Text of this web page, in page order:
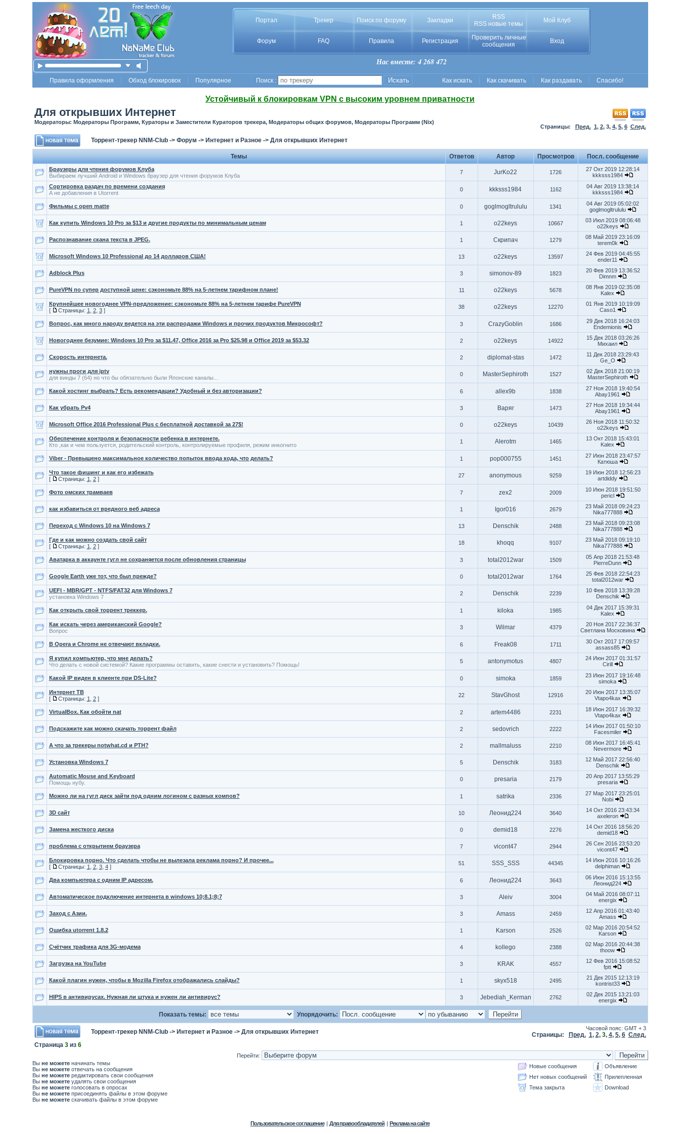
Портал Трекер Поиск по форуму Закладки
RSS
RSS новые темы
Мой Клуб
Форум FAQ Правила Регистрация
Проверить личные
сообщения
Вход
Нас вместе: 4 268 472
Правила оформления Обход блокировок Популярное Поиск : Как искать Как скачивать Как раздавать Спасибо!
Устойчивый к блокировкам VPN с высоким уровнем приватности
Для открывших Интернет
Модераторы: Модераторы Программ, Кураторы и Заместители Кураторов трекера, Модераторы общих форумов, Модераторы Программ (Nix)
Страницы: Пред. 1, 2, 3, 4, 5, 6 След.
Торрент-трекер NNM-Club-> Форум -> Интернет и Разное-> Для открывших Интернет
Темы Ответов Автор Просмотров Посл. сообщение
Браузеры для чтения форумов Клуба
Выбираем лучший Android и Windows браузер для чтения форумов Клуба
7 JurKo22 1726
27 Окт 2019 12:28:14
kkksss1984
Сортировка раздач по времени создания
А не добавления в Utorrent
0 kkksss1984 1162
04 Авг 2019 13:38:14
kkksss1984
Фильмы с open matte 0 goglmogltrululu 1341
04 Авг 2019 05:02:02
goglmogltrululu
Как купить Windows 10 Pro за $13 и другие продукты по минимальным ценам 1 o22keys 10667
03 Июл 2019 08:06:48
o22keys
Распознавание скана текста в JPEG. 1 Скрипач 1279
08 Май 2019 23:16:09
terem0k
Microsoft Windows 10 Professional до 14 долларов США! 13 o22keys 13597
24 Фев 2019 04:45:55
ender11
Adblock Plus 3 simonov-89 1823
20 Фев 2019 13:36:52
Dimnm
PureVPN по супер доступной цене: сэкономьте 88% на 5-летнем тарифном плане! 11 o22keys 5678
08 Янв 2019 02:35:08
Kalex
Крупнейшее новогоднее VPN-предложение: сэкономьте 88% на 5-летнем тарифе PureVPN
[
Страницы: 1 2, 3]
38 o22keys 12270
01 Янв 2019 10:19:09
Caso1
Вопрос, как много народу ведется на эти распродажи Windows и прочих продуктов Микрософт? 3 CrazyGoblin 1686
29 Дек 2018 16:24:03
Endemionis
Новогоднее безумие: Windows 10 Pro за $11.47, Office 2016 за Pro $25.98 и Office 2019 за $53.32 2 o22keys 14922
15 Дек 2018 03:26:26
Михаил
Скорость интернета. 2 diplomat-stas 1472
11 Дек 2018 23:29:43
Ge_O
нужны проги для iptv
для винды 7 (64) но что бы обязательно были Японские каналы...
0 MasterSephiroth 1527
02 Дек 2018 21:00:19
MasterSephiroth
Какой хостинг выбрать? Есть рекомендации? Удобный и без авторизации? 6 allex9b 1838
27 Ноя 2018 19:40:54
Abay1961
Как убрать Pv4 3 Варяг 1473
27 Ноя 2018 19:34:44
Abay1961
Microsoft Office 2016 Professional Plus с бесплатной доставкой за 27$! 0 o22keys 10439
26 Ноя 2018 11:50:32
o22keys
Обеспечение контроля и безопасности ребенка в интернете.
Кто ,как и чем пользуется, родительский контроль, контролируемые профиля, режим инкогнито
1 Alerotm 1465
13 Окт 2018 15:43:01
Kalex
Viber - Превышено максимальное количество попыток ввода кода, что делать? 1 pop000755 1451
27 Июн 2018 23:47:57
Катюша
Что такое фишинг и как его избежать
[
Страницы: 1 2]
27 anonymous 9259
19 Июн 2018 12:56:23
artdiddy
Фото омских трамваев 7 zex2 2009
10 Июн 2018 19:51:50
pericl
как избавиться от вредного веб адреса 1 Igor016 2679
23 Май 2018 09:24:23
Nika777888
Переход с Windows 10 на Windows 7 13 Denschik 2488
23 Май 2018 09:23:08
Nika777888
Где и как можно создать свой сайт
[
Страницы: 1 2]
18 khoqq 9107
23 Май 2018 09:19:10
Nika777888
Аватарка в аккаунте гугл не сохраняется после обновления страницы 3 total2012war 1509
05 Апр 2018 21:53:48
PierreDunn
Google Earth уже тот, что был прежде? 0 total2012war 1764
25 Фев 2018 22:54:23
total2012war
UEFI - MBR/GPT - NTFS/FAT32 для Windows 7
установка Windows 7
2 Denschik 2239
10 Фев 2018 13:39:28
Denschik
Как открыть свой торрент треккер. 1 kiloka 1985
04 Дек 2017 15:39:31
Kalex
Как искать через американский Google?
Вопрос
3 Wilmar 4379
20 Ноя 2017 22:36:37
Светлана Московина
В Opera и Chrome не отвечают вкладки. 6 Freak08 1711
30 Окт 2017 17:09:57
assass85
Я купил компьютер, что мне делать?
Что делать с новой системой? Какие программы оставить, какие снести и установить? Помощь!
5 antonymotus 4807
24 Июн 2017 01:31:57
Cirill
Какой IP виден в клиенте при DS-Lite? 0 simoka 1859
23 Июн 2017 19:16:48
simoka
Интернет ТВ
[
Страницы: 1 2]
22 StavGhost 12916
20 Июн 2017 13:35:07
Vtapo4kax
VirtualBox. Как обойти nat 2 artem4486 2231
18 Июн 2017 16:39:32
Vtapo4kax
Подскажите как можно скачать торрент файл 2 sedovrich 2222
14 Июн 2017 01:50:10
Facesmiler
А что за трекеры notwhat.cd и PTH? 2 mallmaluss 2210
08 Июн 2017 16:45:41
Nevermore
Установка Windows 7 5 Denschik 3183
12 Май 2017 22:56:40
Denschik
Automatic Mouse and Keyboard
Помощь нубу.
0 presaria 2179
20 Апр 2017 13:55:29
presaria
Можно ли на гугл диск зайти под одним логином с разных компов? 1 satrika 2336
27 Мар 2017 23:25:01
Nobi
3D сайт 10 Леонид224 3640
14 Окт 2016 23:43:34
axeleron
Замена жесткого диска 0 demid18 2276
14 Окт 2016 18:56:20
demid18
проблема с открытием браузера 7 vicont47 2944
26 Сен 2016 23:53:20
vicont47
Блокировка порно. Что сделать чтобы не вылезала реклама порно? И прочее...
[
Страницы: 1 2, 3, 4]
51 SSS_SSS 44345
14 Июн 2016 10:16:26
delphiman
Два компьютера с одним IP адресом. 6 Леонид224 3643
06 Июн 2016 15:13:55
Леонид224
Автоматическое подключение интернета в windows 10;8.1;8;7 3 Aleiv 3004
04 Май 2016 08:07:11
energix
Заход с Азии. 3 Amass 2459
12 Апр 2016 01:43:40
Amass
Ошибка utorrent 1.8.2 1 Karson 2526
02 Мар 2016 20:54:52
Karson
Счётчик трафика для 3G-модема 4 kollego 2388
02 Мар 2016 20:44:38
thoow
Загрузка на YouTube 3 KRAK 4557
12 Фев 2016 15:08:52
fptt
Какой плагин нужен, чтобы в Mozilla Firefox отображались слайды? 1 skyx518 2495
21 Дек 2015 12:13:19
kontrist33
HIPS в антивирусах. Нужная ли штука и нужен ли антивирус? 3 Jebediah_Kerman 2762
02 Дек 2015 13:21:03
energix
Показать темы: Упорядочить:
Торрент-трекер NNM-Club-> Интернет и Разное-> Для открывших Интернет Часовой пояс: GMT + 3
Страницы: Пред. 1, 2, 3, 4, 5, 6 След.
Страница 3из 6
Перейти:
Вы не можетеначинать темы
Вы не можетеотвечать на сообщения
Вы не можетередактировать свои сообщения
Вы не можетеудалять свои сообщения
Вы не можетеголосовать в опросах
Вы не можетеприсоединять файлы в этом форуме
Вы не можетескачивать файлы в этом форуме
Новые сообщения
Объявление
Нет новых сообщений
Прилепленная
Тема закрыта
Download
Пользовательское соглашение | Для правообладателей | Реклама на сайте